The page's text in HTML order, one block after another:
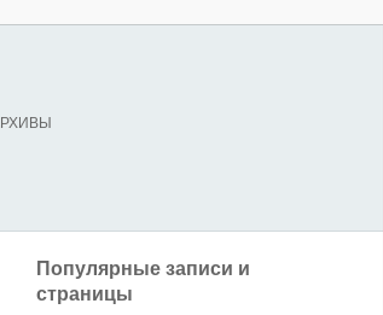
Популярные записи и
страницы